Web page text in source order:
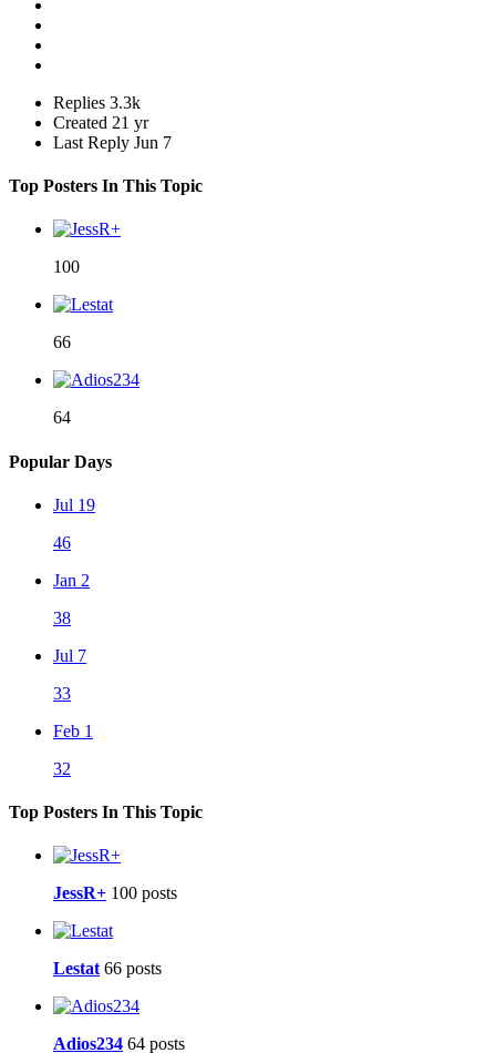
Replies 3.3k
Created 21 yr
Last Reply Jun 7
Top Posters In This Topic
100
66
64
Popular Days
Jul 19
46
Jan 2
38
Jul 7
33
Feb 1
32
Top Posters In This Topic
JessR+ 100 posts
Lestat 66 posts
Adios234 64 posts